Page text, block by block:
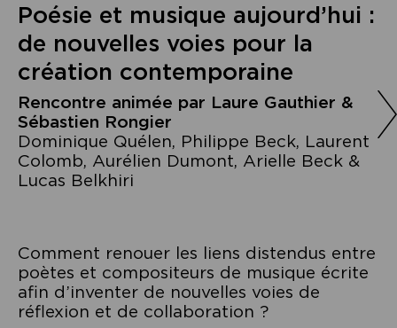
Poésie et musique aujourd’hui :
de nouvelles voies pour la
création contemporaine
Rencontre animée par Laure Gauthier &
Sébastien Rongier
Dominique Quélen, Philippe Beck, Laurent
Colomb, Aurélien Dumont, Arielle Beck &
Lucas Belkhiri
Comment renouer les liens distendus entre
poètes et compositeurs de musique écrite
afin d’inventer de nouvelles voies de
réflexion et de collaboration ?